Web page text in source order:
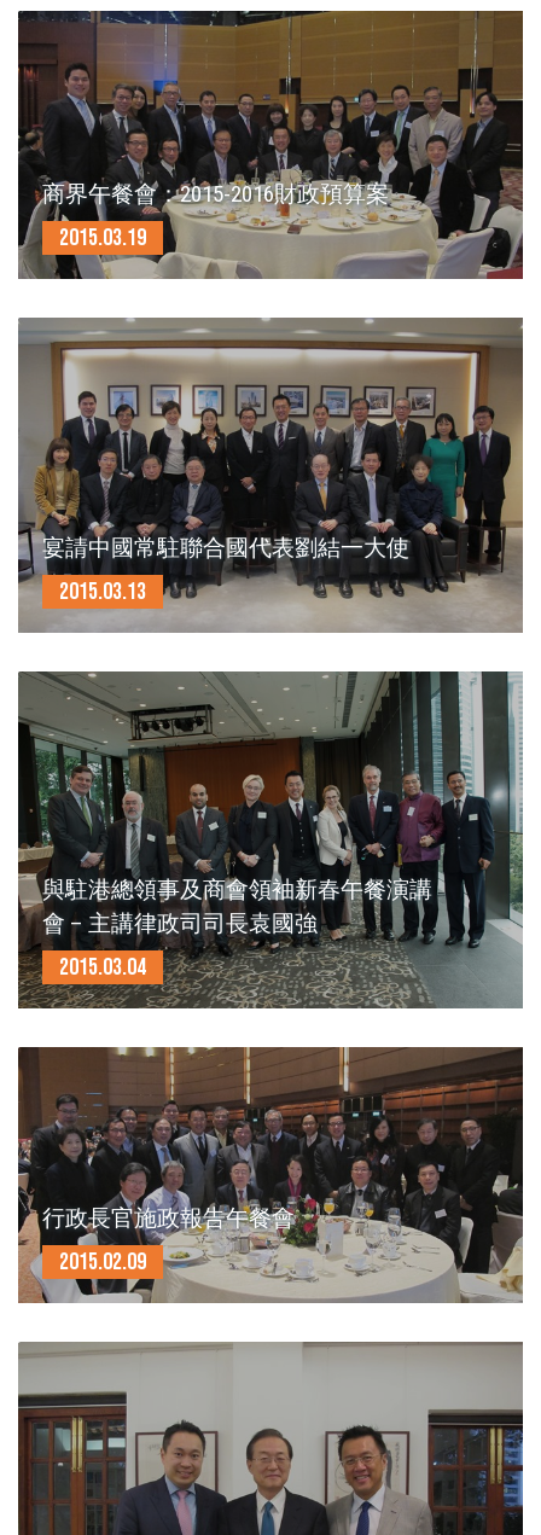
商界午餐會：2015-2016財政預算案
2015.03.19
宴請中國常駐聯合國代表劉結一大使
2015.03.13
與駐港總領事及商會領袖新春午餐演講
會 – 主講律政司司長袁國強
2015.03.04
行政長官施政報告午餐會
2015.02.09